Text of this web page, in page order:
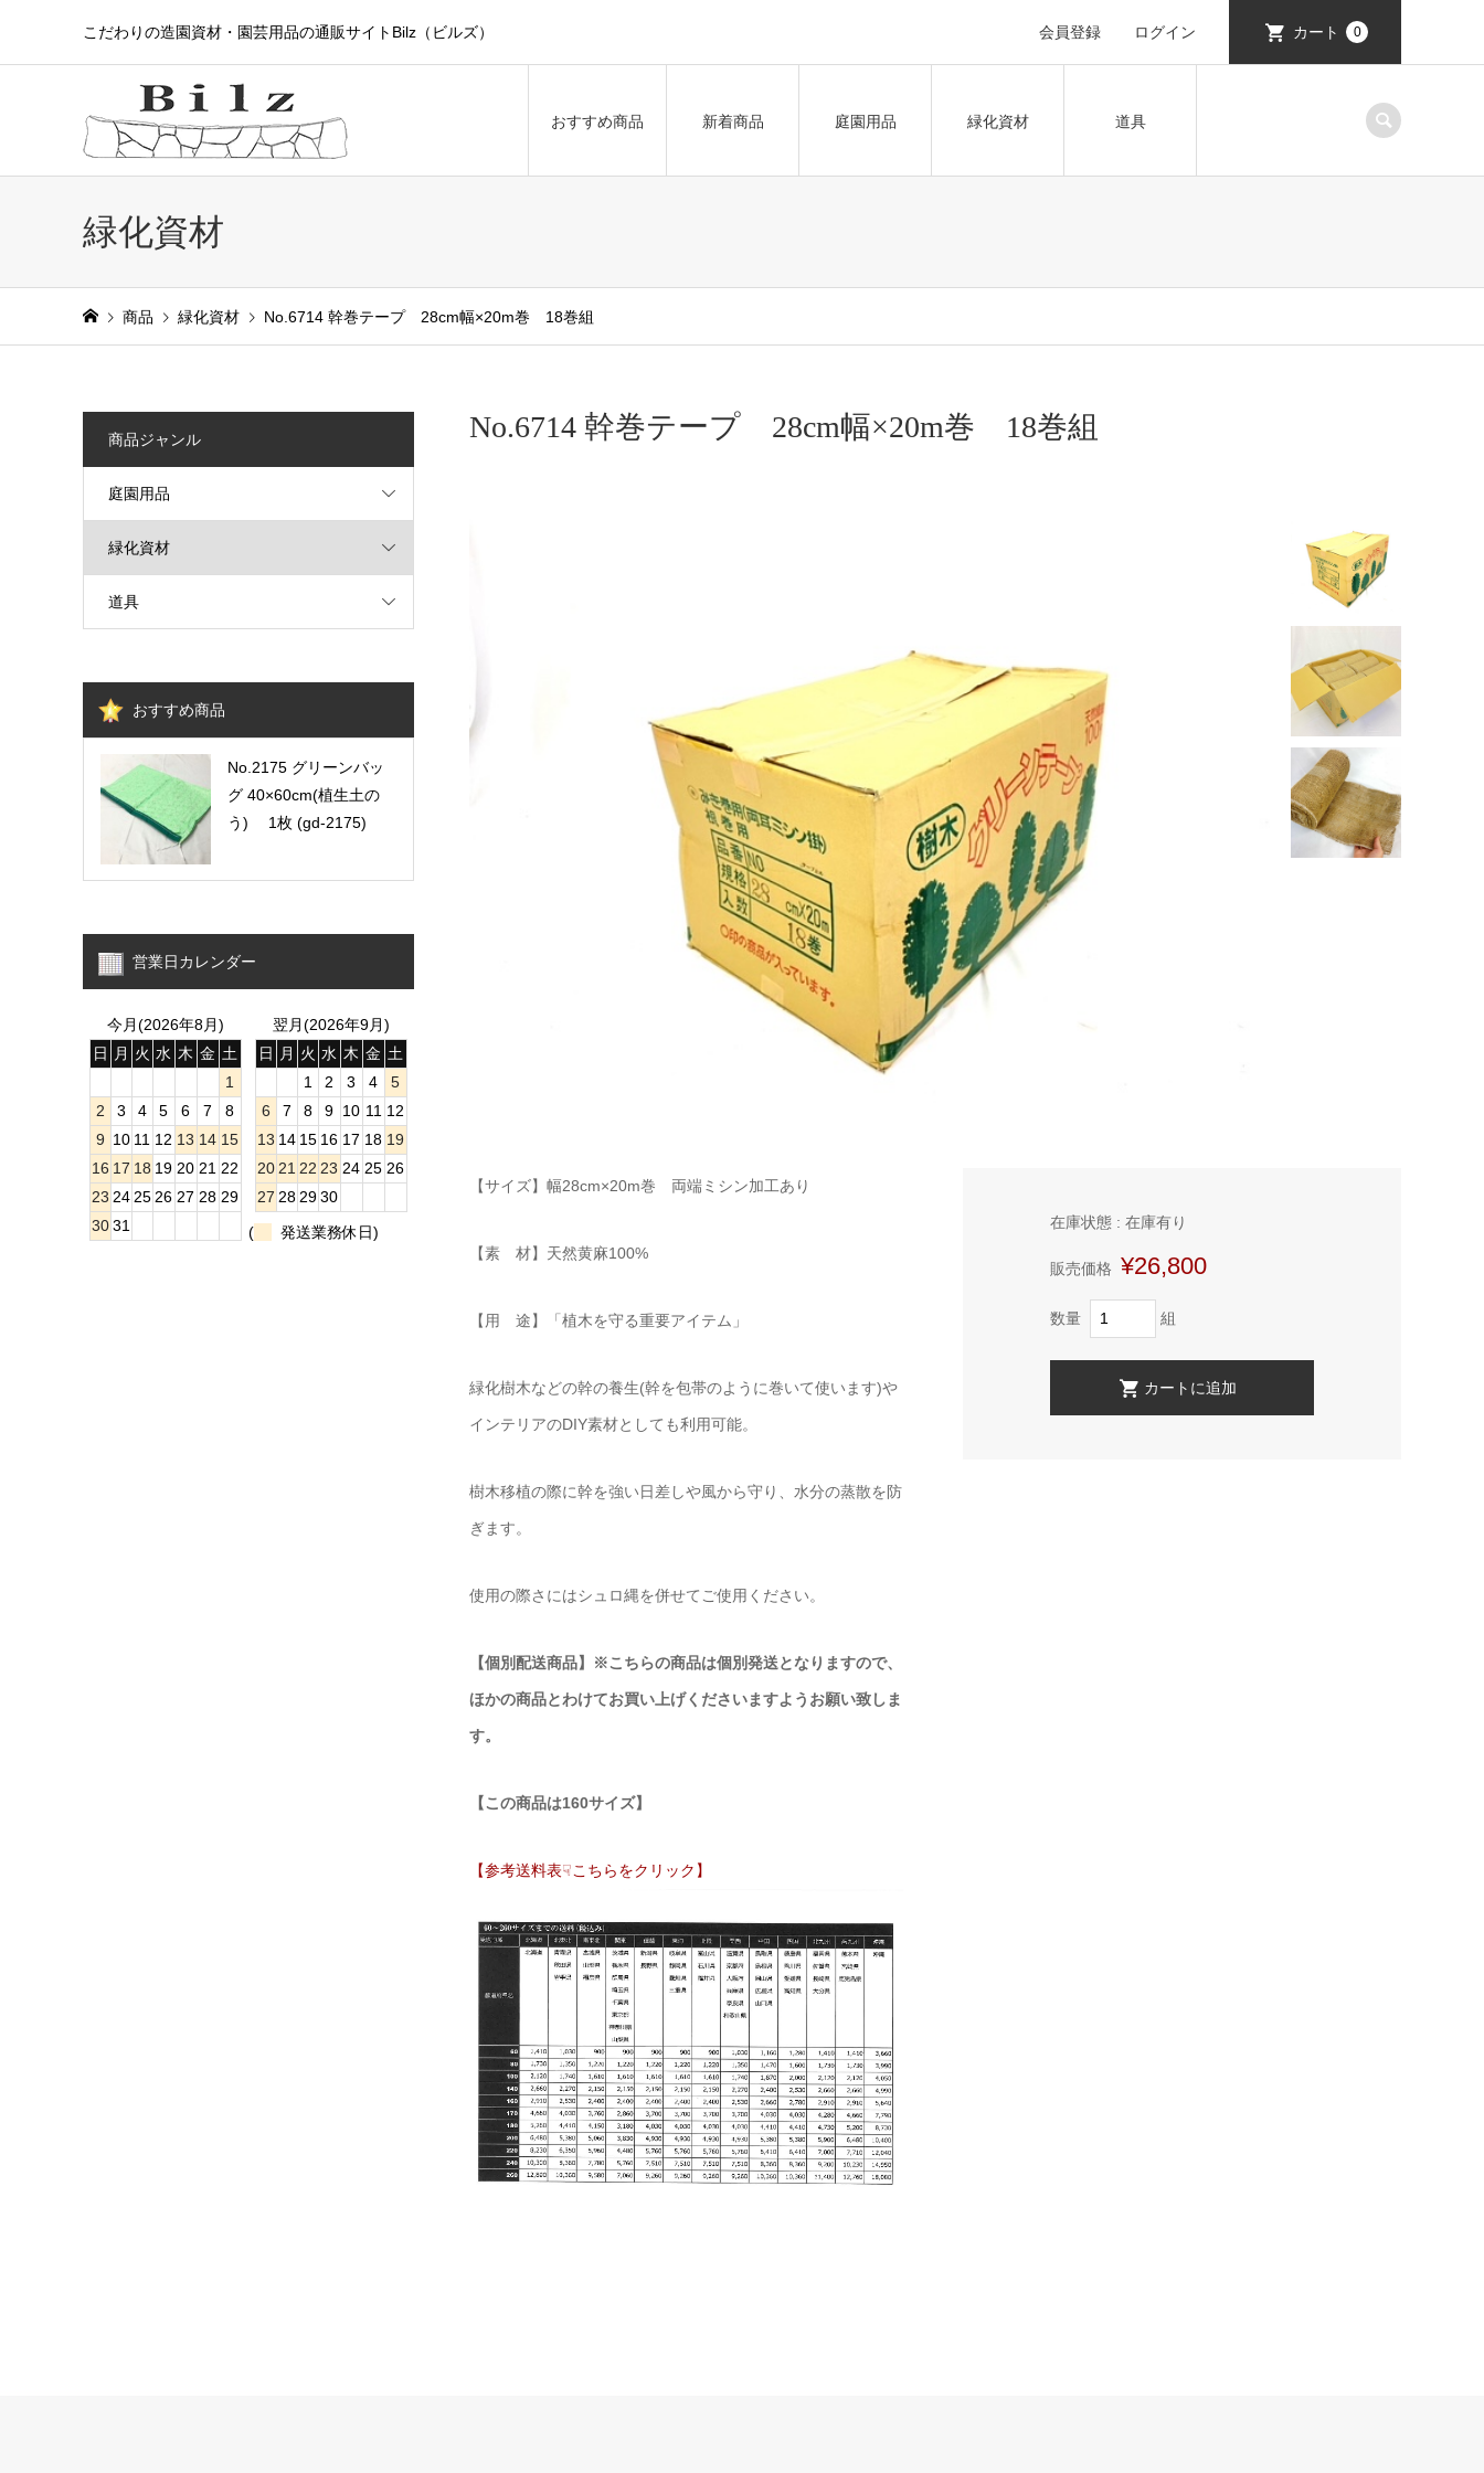
こだわりの造園資材・園芸用品の通販サイトBilz（ビルズ） 会員登録 ログイン カート 0
おすすめ商品 新着商品 庭園用品 緑化資材 道具
緑化資材
商品 緑化資材 No.6714 幹巻テープ 28cm幅×20m巻 18巻組
No.6714 幹巻テープ 28cm幅×20m巻 18巻組
【サイズ】幅28cm×20m巻 両端ミシン加工あり
【素 材】天然黄麻100%
【用 途】「植木を守る重要アイテム」
緑化樹木などの幹の養生(幹を包帯のように巻いて使います)や
インテリアのDIY素材としても利用可能。
樹木移植の際に幹を強い日差しや風から守り、水分の蒸散を防
ぎます。
使用の際さにはシュロ縄を併せてご使用ください。
【個別配送商品】※こちらの商品は個別発送となりますので、
ほかの商品とわけてお買い上げくださいますようお願い致しま
す。
【この商品は160サイズ】
【参考送料表☟こちらをクリック】
在庫状態 : 在庫有り
販売価格 ¥26,800
数量 組
商品ジャンル
庭園用品
緑化資材
道具
おすすめ商品
No.2175 グリーンバッ
グ 40×60cm(植生土の
う) 1枚 (gd-2175)
営業日カレンダー
今月(2026年8月)
日
月 火 水 木 金 土
1
2
3 4 5 6 7
8
9 10 11 12 13 14 15
16 17 18 19 20 21 22
23 24 25 26 27 28 29
30 31
翌月(2026年9月)
日
月 火 水 木 金 土
1
2 3 4
5
6
7 8 9 10 11 12
13 14 15 16 17 18 19
20 21 22 23 24 25 26
27 28 29 30
(
発送業務休日)